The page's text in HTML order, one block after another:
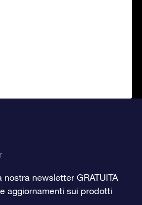
nostra newsletter GRATUITA
aggiornamenti sui prodotti